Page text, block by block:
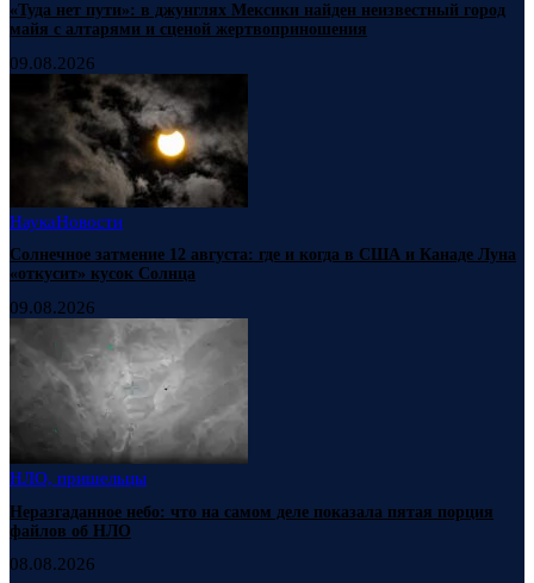
«Туда нет пути»: в джунглях Мексики найден неизвестный город
майя с алтарями и сценой жертвоприношения
09.08.2026
НаукаНовости
Солнечное затмение 12 августа: где и когда в США и Канаде Луна
«откусит» кусок Солнца
09.08.2026
НЛО, пришельцы
Неразгаданное небо: что на самом деле показала пятая порция
файлов об НЛО
08.08.2026